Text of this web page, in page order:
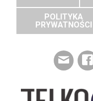
POLITYKA
PRYWATNOŚCI